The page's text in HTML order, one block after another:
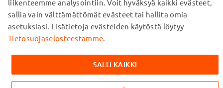
© subtel.fi 2026
Kaikki hinnat sisältävät arvonlisäveron, mutta ei
toimituskuluja. Kaikki sivuillamme mainitut tavaramerkit ovat
verkkosivuillamme ainoastaan tuotteitamme koskevan
liikenteemme analysointiin. Voit hyväksyä kaikki evästeet,
sallia vain välttämättömät evästeet tai hallita omia
asetuksiasi. Lisätietoja evästeiden käytöstä löytyy
Tietosuojaselosteestamme.
SALLI KAIKKI